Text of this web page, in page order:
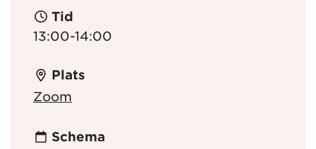
Tid
13:00-14:00
Plats
Zoom
Schema